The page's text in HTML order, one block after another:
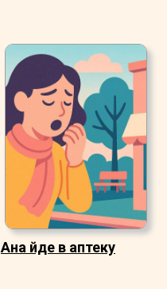
Ана йде в аптеку